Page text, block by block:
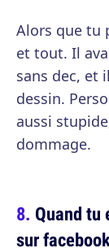
Alors que tu
et tout. Il
sans dec, et
dessin.
aussi
dommage.
Quand tu
sur